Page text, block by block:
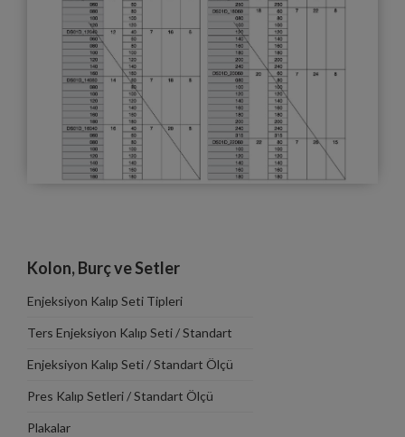
Kolon, Burç ve Setler
Enjeksiyon Kalıp Seti Tipleri
Ters Enjeksiyon Kalıp Seti / Standart
Enjeksiyon Kalıp Seti / Standart Ölçü
Pres Kalıp Setleri / Standart Ölçü
Plakalar